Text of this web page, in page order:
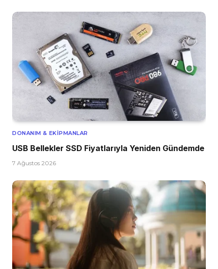
DONANIM & EKIPMANLAR
USB Bellekler SSD Fiyatlarıyla Yeniden Gündemde
7 Ağustos 2026